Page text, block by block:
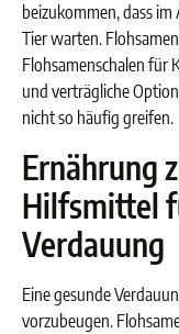
beizukommen, dass
Tier warten.
Flohsamenschalen für
und verträgliche
nicht so häufig greifen.
Ernährung
Hilfsmittel
Verdauung
Eine gesunde
vorzubeugen.